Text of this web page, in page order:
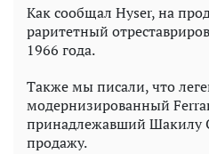
Как сообщал Hyser, на
раритетный
1966 года.
Также мы писали, что
модернизированный
принадлежавший Шакилу
продажу.